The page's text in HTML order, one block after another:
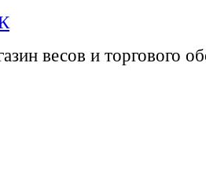
весов и торгового